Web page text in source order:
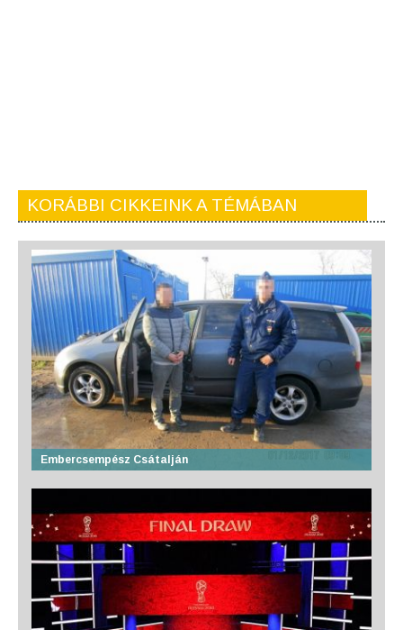
KORÁBBI CIKKEINK A TÉMÁBAN
Embercsempész Csátalján